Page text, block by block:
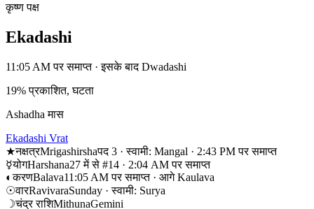
कृष्ण पक्ष
Ekadashi
11:05 AM पर समाप्त · इसके बाद Dwadashi
19% प्रकाशित, घटता
Ashadha मास
Ekadashi Vrat
★नक्षत्रMrigashirshaपद 3 · स्वामी: Mangal · 2:43 PM पर समाप्त
☿योगHarshana27 में से #14 · 2:04 AM पर समाप्त
◐करणBalava11:05 AM पर समाप्त · आगे Kaulava
☉वारRavivaraSunday · स्वामी: Surya
☽चंद्र राशिMithunaGemini